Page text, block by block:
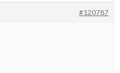
#120787